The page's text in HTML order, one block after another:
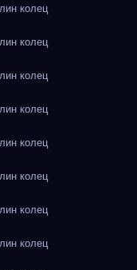
колец
колец
колец
колец
колец
колец
колец
колец